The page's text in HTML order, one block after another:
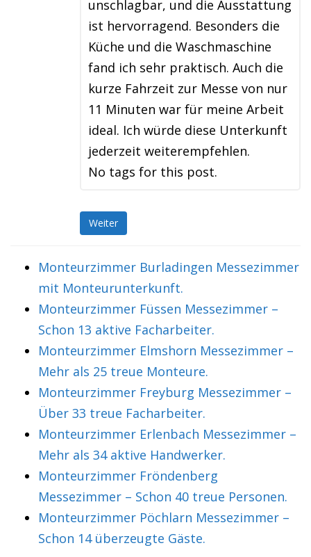
unschlagbar, und die Ausstattung
ist hervorragend. Besonders die
Küche und die Waschmaschine
fand ich sehr praktisch. Auch die
kurze Fahrzeit zur Messe von nur
11 Minuten war für meine Arbeit
ideal. Ich würde diese Unterkunft
jederzeit weiterempfehlen.
No tags for this post.
Weiter
Monteurzimmer Burladingen Messezimmer
mit Monteurunterkunft.
Monteurzimmer Füssen Messezimmer –
Schon 13 aktive Facharbeiter.
Monteurzimmer Elmshorn Messezimmer –
Mehr als 25 treue Monteure.
Monteurzimmer Freyburg Messezimmer –
Über 33 treue Facharbeiter.
Monteurzimmer Erlenbach Messezimmer –
Mehr als 34 aktive Handwerker.
Monteurzimmer Fröndenberg
Messezimmer – Schon 40 treue Personen.
Monteurzimmer Pöchlarn Messezimmer –
Schon 14 überzeugte Gäste.